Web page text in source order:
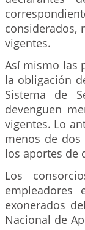
considerados,
vigentes.
Así mismo las
la obligación
Sistema de
devenguen
vigentes. Lo
menos de
los aportes de
Los
exonerados
Nacional de